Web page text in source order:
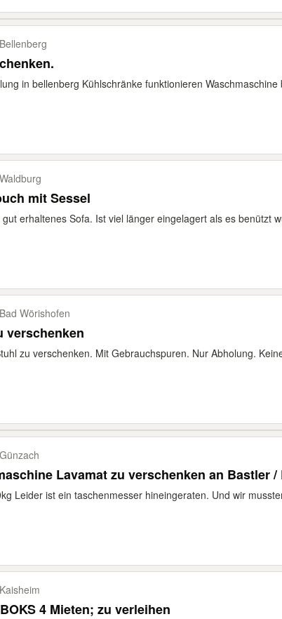
in bellenberg Kühlschränke funktionieren
mit Sessel
gut erhaltenes Sofa. Ist viel länger eingelagert als es benützt
Wörishofen
verschenken
zu verschenken. Mit Gebrauchspuren. Nur Abholung.
Lavamat zu verschenken an Bastler /
Leider ist ein taschenmesser hineingeraten. Und wir
4 Mieten; zu verleihen